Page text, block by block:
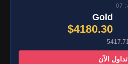
Gold
$4180.30
تداول الآن